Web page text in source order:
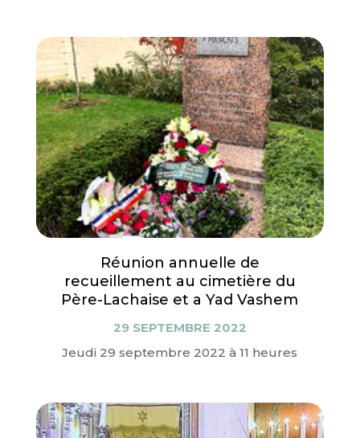
Réunion annuelle de
recueillement au cimetière du
Père-Lachaise et a Yad Vashem
29 SEPTEMBRE 2022
Jeudi 29 septembre 2022 à 11 heures